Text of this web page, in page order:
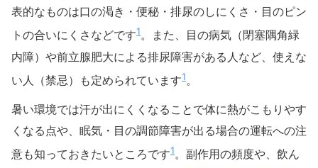
表的なものは口の渇き・便秘・排尿のしにくさ・目のピン
トの合いにくさなどです1。また、目の病気（閉塞隅角緑
内障）や前立腺肥大による排尿障害がある人など、使えな
い人（禁忌）も定められています1。
暑い環境では汗が出にくくなることで体に熱がこもりやす
くなる点や、眠気・目の調節障害が出る場合の運転への注
意も知っておきたいところです1。副作用の頻度や、飲ん